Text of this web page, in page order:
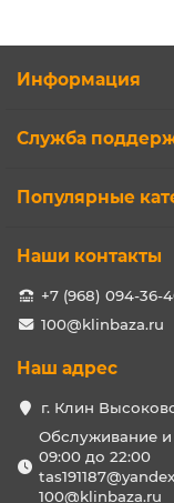
Информация
Служба
Популярные
Наши контакты
+7 (968) 094-36-
100@klinbaza.ru
Наш адрес
г. Клин
Обслуживание и
09:00 до 22:00
100@klinbaza.ru